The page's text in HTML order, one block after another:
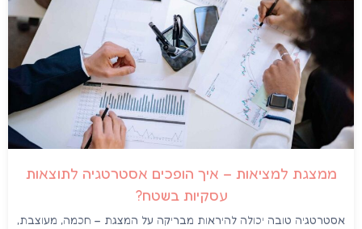
ממצגת למציאות – איך הופכים אסטרטגיה לתוצאות
עסקיות בשטח?
אסטרטגיה טובה יכולה להיראות מבריקה על המצגת – חכמה, מעוצבת,